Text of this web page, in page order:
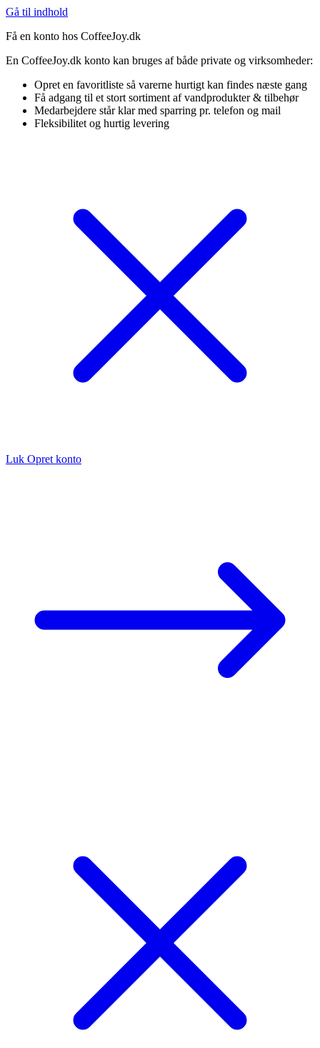
Gå til indhold
Få en konto hos CoffeeJoy.dk
En CoffeeJoy.dk konto kan bruges af både private og virksomheder:
Opret en favoritliste så varerne hurtigt kan findes næste gang
Få adgang til et stort sortiment af vandprodukter & tilbehør
Medarbejdere står klar med sparring pr. telefon og mail
Fleksibilitet og hurtig levering
Luk Opret konto